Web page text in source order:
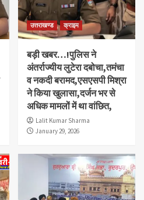
उत्तराखण्ड क्राइम
बड़ी खबर…!पुलिस ने
अंतर्राज्यीय लुटेरा दबोचा,तमंचा
व नकदी बरामद,एसएसपी मिश्रा
ने किया खुलासा,दर्जन भर से
अधिक मामलों में था वांछित,
Lalit Kumar Sharma
January 29, 2026